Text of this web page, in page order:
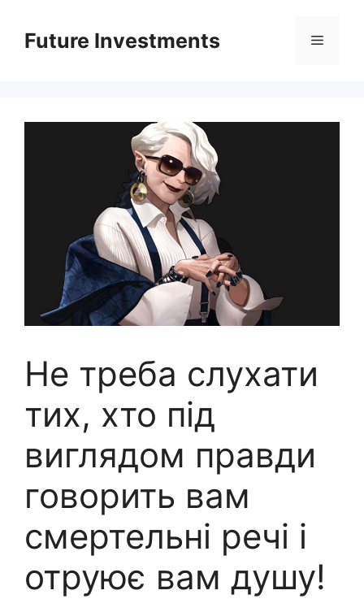
вмістуFuture Investments Меню
Не треба слухати
тих, хто під
виглядом правди
говорить вам
смертельні речі і
отруює вам душу!